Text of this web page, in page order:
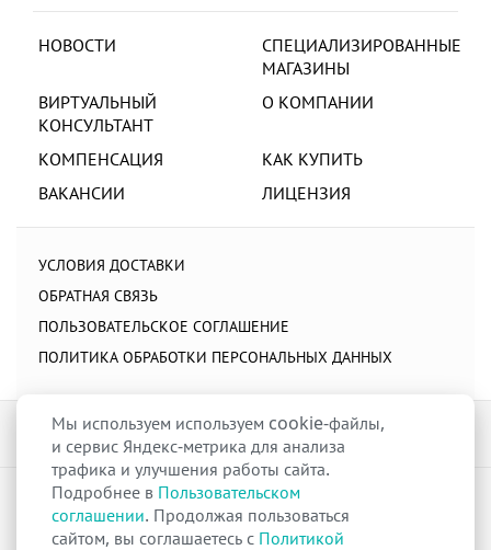
НОВОСТИ
СПЕЦИАЛИЗИРОВАННЫЕ
МАГАЗИНЫ
ВИРТУАЛЬНЫЙ
КОНСУЛЬТАНТ
О КОМПАНИИ
КОМПЕНСАЦИЯ
КАК КУПИТЬ
ВАКАНСИИ
ЛИЦЕНЗИЯ
УСЛОВИЯ ДОСТАВКИ
ОБРАТНАЯ СВЯЗЬ
ПОЛЬЗОВАТЕЛЬСКОЕ СОГЛАШЕНИЕ
ПОЛИТИКА ОБРАБОТКИ ПЕРСОНАЛЬНЫХ ДАННЫХ
raduga-ural.ru ©
Группа компаний Радуга
ЛицензияЛ042-00110-77/00263680 от 07 декабря 2017 г.
Разрешение№Р013-00110-66/03100314на дистанционную торговлю
Мы используем используем cookie-файлы,
и сервис Яндекс-метрика для анализа
трафика и улучшения работы сайта.
Подробнее в Пользовательском
соглашении. Продолжая пользоваться
сайтом, вы соглашаетесь с Политикой